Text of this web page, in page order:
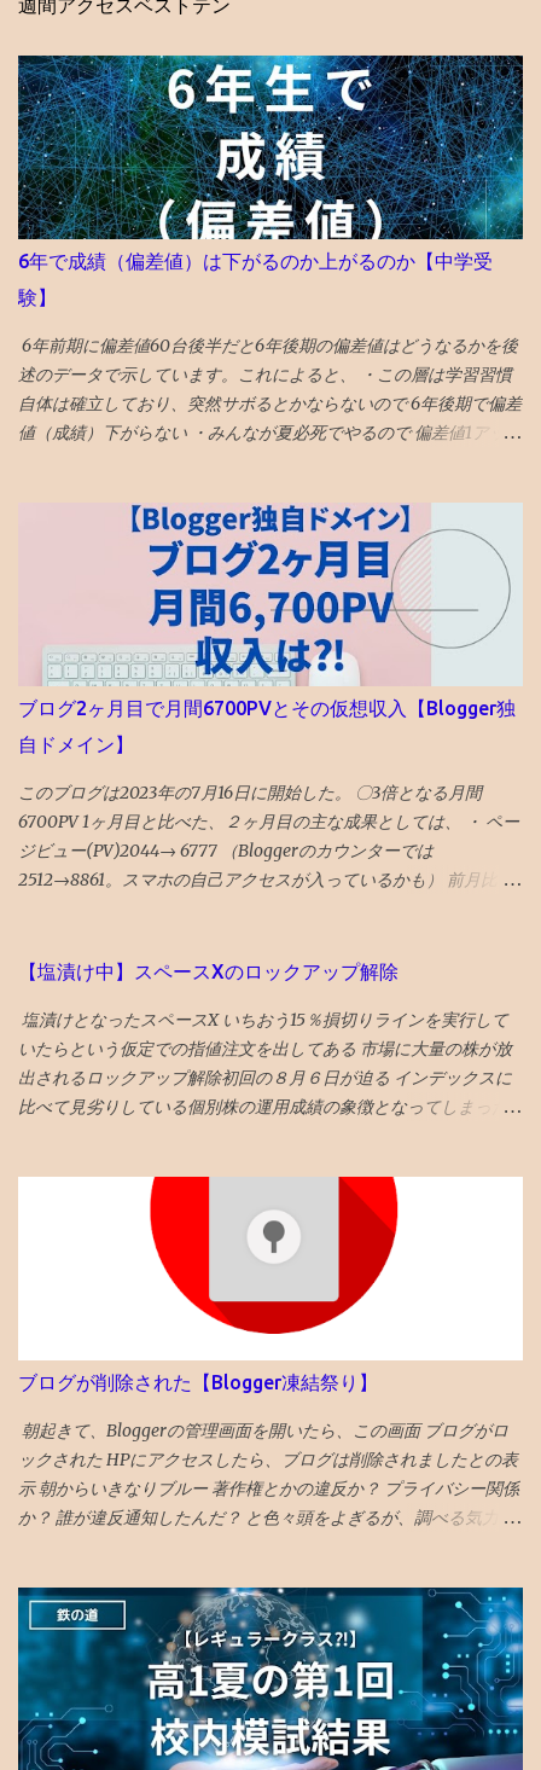
6年で成績（偏差値）は下がるのか上がるのか【中学受
験】
6年前期に偏差値60台後半だと6年後期の偏差値はどうなるかを後
述のデータで示しています。これによると、 ・この層は学習習慣
自体は確立しており、突然サボるとかならないので 6年後期で偏差
値（成績）下がらない ・みんなが夏必死でやるので 偏差値1アップ
試は難化するので頭打ちだった層が高偏差値出しやすくなるとい
うのも定説なので、前期67と68の差は大きいかも タイトルへの回
答としては、「偏差値１上がる」です。 ◆6年前期平均偏差値が
68以上だった者の後期平均偏差値 73→74 72→73 71→73 70→73
70→70 69→72 69→70 68→72 68→72 68→70 68→69 68→69 ◆6
年前期平均偏差値67の人の6年後期の平均偏差値の実例 67→70
67→69 67→68 67→68 67→68 67→68 67→67 67→67 67→67
67→67 67→67 昔塾から得た無作為抽出データです。例年こんな感
じかと 「 4年夏入塾偏差値42から1年間で成績どうなるか」 へ
ブログ2ヶ月目で月間6700PVとその仮想収入【Blogger独
自ドメイン】
このブログは2023年の7月16日に開始した。 〇3倍となる月間
6700PV 1ヶ月目と比べた、２ヶ月目の主な成果としては、 ・ ペー
ジビュー(PV)2044→ 6777 （Bloggerのカウンターでは
2512→8861。スマホの自己アクセスが入っているかも） 前月比 P
ように見えるが、先月分には自己アクセス分がカウントされてい
もこのぐらいらしいので、特段の問題なしと推測。 〇検索流入は
5％ ・前月はツイッターXから流入が6割、ブログ村等から4割、検
索流入ほぼ無し →ツイッターX6割弱、ブログ村2割、ブックマー
ク2割、 検索5% 検索流入も直近のデータでは1割 を超えてきてい
ット2% → スマホ86% パソコン12%タブレット1％ スマホの割合が
増えた。 ・前月の米中他海外アクセスは2割程度 → 海外アクセス
は1割 ちょっと程度へ。 アメリカ、ドイツ、オランダ、フランスの
順番でアクセスが多い。 データは特記なければグーグルアナリテ
ィクスです。 今月はぷちSNSバズの記事もありました。 大体の人
いうことだと思います 最初の3ヶ月は月1000人で4千PVぐらいとい
また、 7記事位をリライト しました。 やはり、 初期の記事は見る
のも恥ずかしいレベル です。 恥を忍んで？、恥をさらしなが
ら？、改善作業を続けます。 〇仮想収入はコイン程度！ 収入：ア
ドセンス「 推定収益額」が「コイン 」円でした。 （「金額明記の
達しないと、1円たりとももらえず、実際の収入になりません。 軽
く何年もかかるペースです。 過労死基準を超える時間を投入。仮
想 時給4円 ぐらい⁈ 労働というよりも、 趣味の時間orネット社会
を学ぶ...
【塩漬け中】スペースXのロックアップ解除
塩漬けとなったスペースX いちおう15％損切りラインを実行して
いたらという仮定での指値注文を出してある 市場に大量の株が放
出されるロックアップ解除初回の８月６日が迫る インデックスに
比べて見劣りしている個別株の運用成績の象徴となってしまった
にするのがいいかと思い始める ８月６日&７日が過ぎた 思ったよ
り、ロックアップ解除の投げ売りは少なくて、 IPO価格程度には回
復。 引き続き塩漬けにします
ブログが削除された【Blogger凍結祭り】
朝起きて、Bloggerの管理画面を開いたら、この画面 ブログがロ
ックされた HPにアクセスしたら、ブログは削除されましたとの表
示 朝からいきなりブルー 著作権とかの違反か？ プライバシー関係
か？ 誰が違反通知したんだ？ と色々頭をよぎるが、調べる気力が
た写真に何か埋め込まれていたのか、htmlコードを貼り付けたの
で何か入っていたのか と一瞬思ったが、 そもそも記事作成画面に
一切アクセスできないので、修正もできないため、放置。 データ
全部とんだと思いブルーな気分。 最近は見た映画の備忘録と化し
ていたが、備忘録がなくなると困る。 ケチらずにワードプレスに
しておくべきだったかと若干後悔 昼飯食いながらネットで調べる